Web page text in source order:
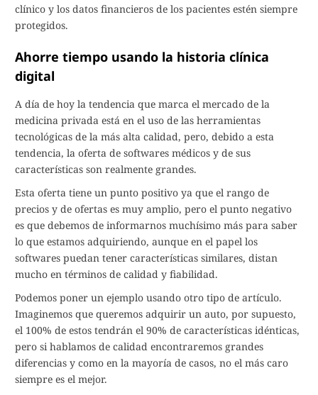
clínico y los datos financieros de los pacientes estén siempre
protegidos.
Ahorre tiempo usando la historia clínica
digital
A día de hoy la tendencia que marca el mercado de la
medicina privada está en el uso de las herramientas
tecnológicas de la más alta calidad, pero, debido a esta
tendencia, la oferta de softwares médicos y de sus
características son realmente grandes.
Esta oferta tiene un punto positivo ya que el rango de
precios y de ofertas es muy amplio, pero el punto negativo
es que debemos de informarnos muchísimo más para saber
lo que estamos adquiriendo, aunque en el papel los
softwares puedan tener características similares, distan
mucho en términos de calidad y fiabilidad.
Podemos poner un ejemplo usando otro tipo de artículo.
Imaginemos que queremos adquirir un auto, por supuesto,
el 100% de estos tendrán el 90% de características idénticas,
pero si hablamos de calidad encontraremos grandes
diferencias y como en la mayoría de casos, no el más caro
siempre es el mejor.